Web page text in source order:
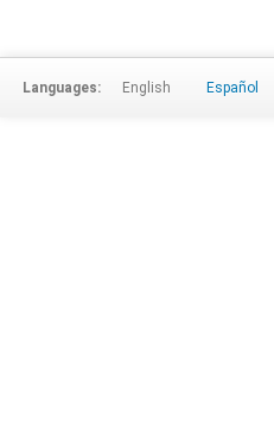
Languages: English Español